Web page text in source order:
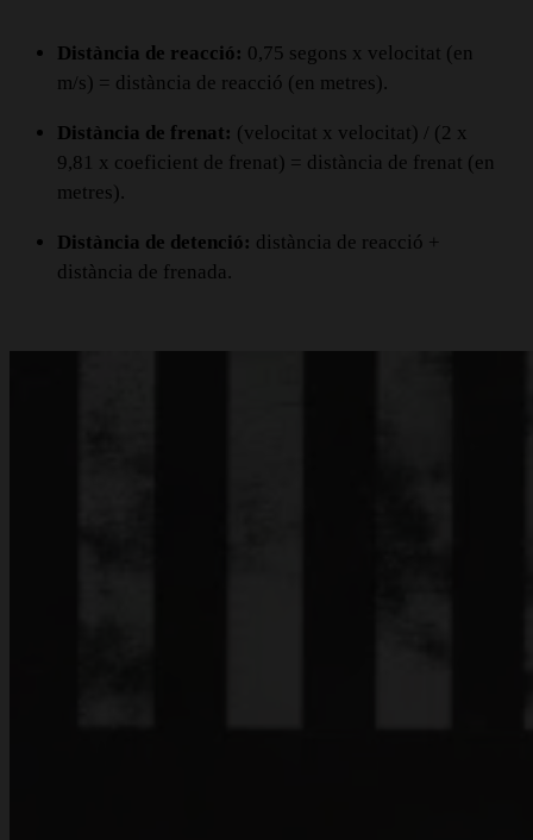
Distància de reacció: 0,75 segons x velocitat (en
m/s) = distància de reacció (en metres).
Distància de frenat: (velocitat x velocitat) / (2 x
9,81 x coeficient de frenat) = distància de frenat (en
metres).
Distància de detenció: distància de reacció +
distància de frenada.